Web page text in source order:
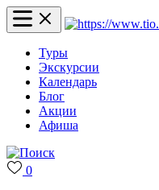
Туры
Экскурсии
Календарь
Блог
Акции
Афиша
0